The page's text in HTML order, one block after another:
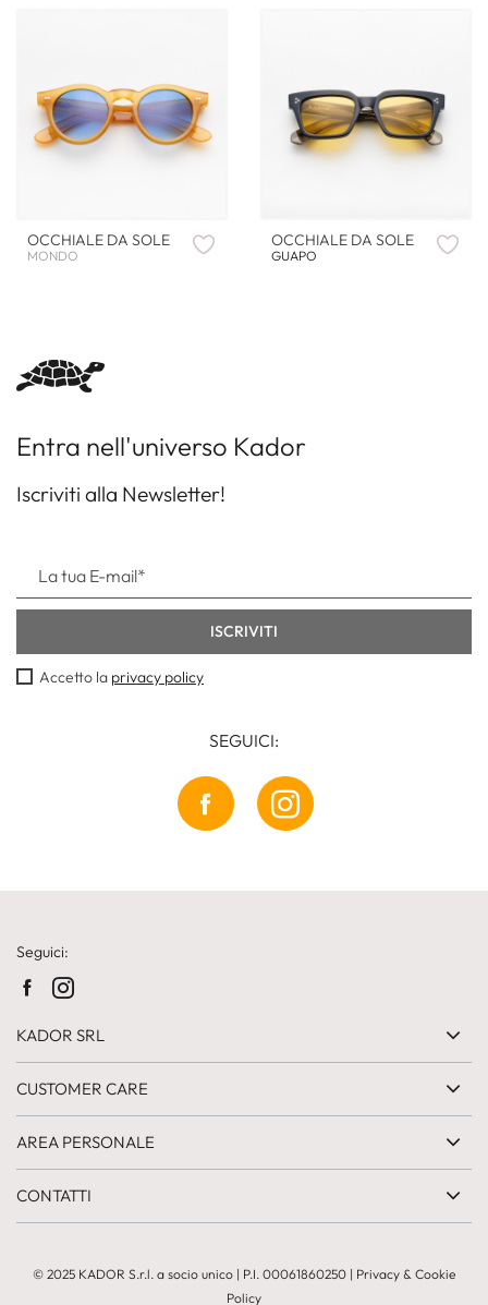
OCCHIALE DA SOLE
MONDO
OCCHIALE DA SOLE
GUAPO
Entra nell'universo Kador
Iscriviti alla Newsletter!
Accetto la privacy policy
SEGUICI:
Seguici:
KADOR SRL
CUSTOMER CARE
AREA PERSONALE
CONTATTI
© 2025 KADOR S.r.l. a socio unico | P.I. 00061860250 | Privacy & Cookie
Policy